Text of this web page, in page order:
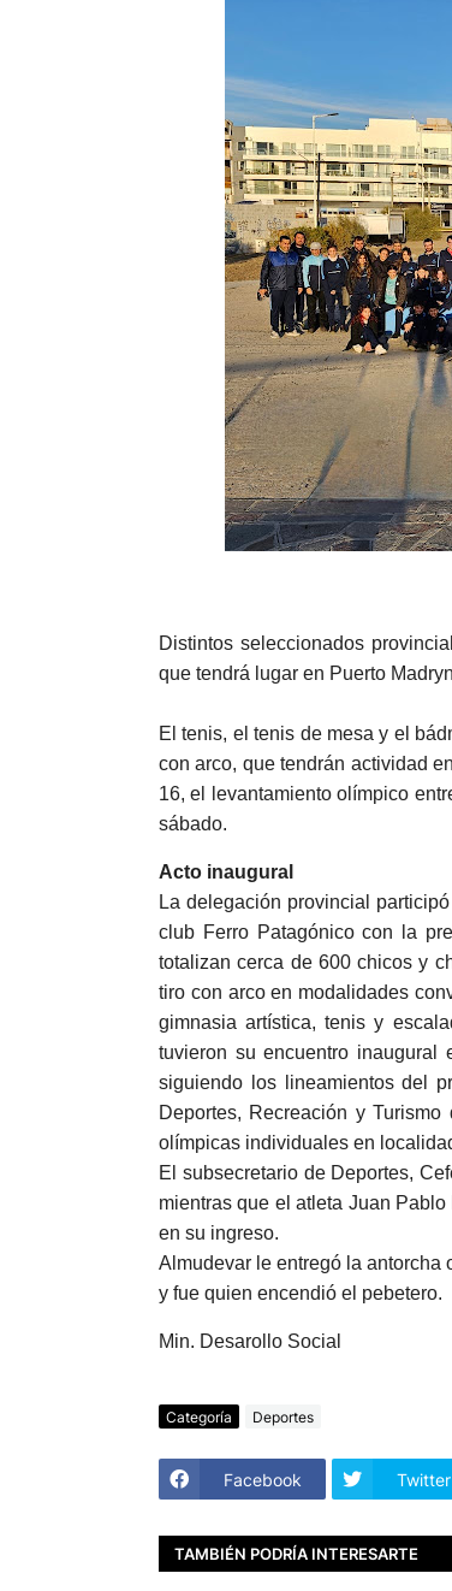
Distintos seleccionados
que tendrá lugar en Puerto
El tenis, el tenis de mesa y el
con arco, que tendrán actividad
16, el levantamiento olímpico
sábado.
Acto inaugural
La delegación provincial
club Ferro Patagónico con la
totalizan cerca de 600 chicos y
tiro con arco en modalidades
gimnasia artística, tenis y
tuvieron su encuentro
siguiendo los lineamientos del
Deportes, Recreación y
olímpicas individuales en
El subsecretario de Deportes,
mientras que el atleta Juan
en su ingreso.
Almudevar le entregó la antorcha
y fue quien encendió el pebetero.
Min. Desarollo Social
Categoría Deportes
Facebook Twitter
TAMBIÉN PODRÍA INTERESARTE